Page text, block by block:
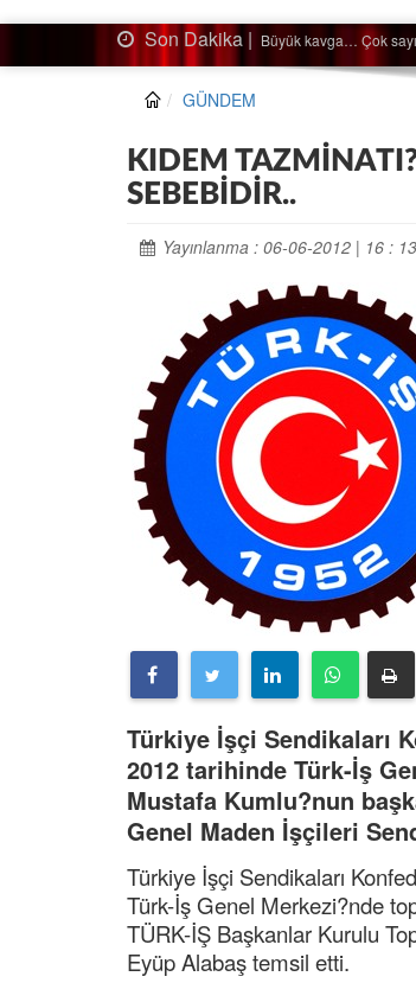
GÜNDEM
KIDEM
SEBEBİDİR..
Yayınlanma : 06-06-2012 | 16 :
Türkiye İşçi Sendikaları
2012 tarihinde Türk-İş
Mustafa Kumlu?nun
Genel Maden İşçileri
Türkiye İşçi Sendikaları
Türk-İş Genel Merkezi?nde
TÜRK-İŞ Başkanlar Kurulu
Eyüp Alabaş temsil etti.